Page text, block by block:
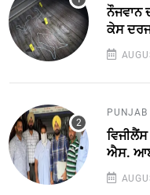
ਨੌਜਵਾਨ
ਕੇਸ
PUNJAB
ਐਸ.